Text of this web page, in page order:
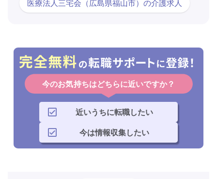
医療法人三宅会（広島県福山市）の介護求人
今のお気持ちはどちらに近いですか？
近いうちに転職したい
今は情報収集したい